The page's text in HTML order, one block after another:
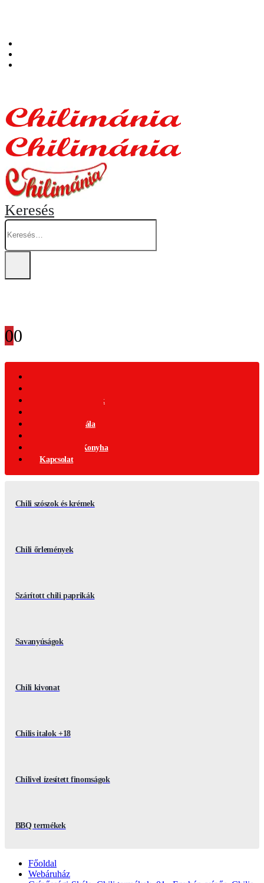
Keresés
00
Ajándék Termékek
Csípősségi-Skála
Nemzetközi Konyha
Kapcsolat
Chili szószok és krémek
Chili őrlemények
Szárított chili paprikák
Savanyúságok
Chili kivonat
Chilis italok +18
Chilivel ízesített finomságok
BBQ termékek
Főoldal
Webáruház